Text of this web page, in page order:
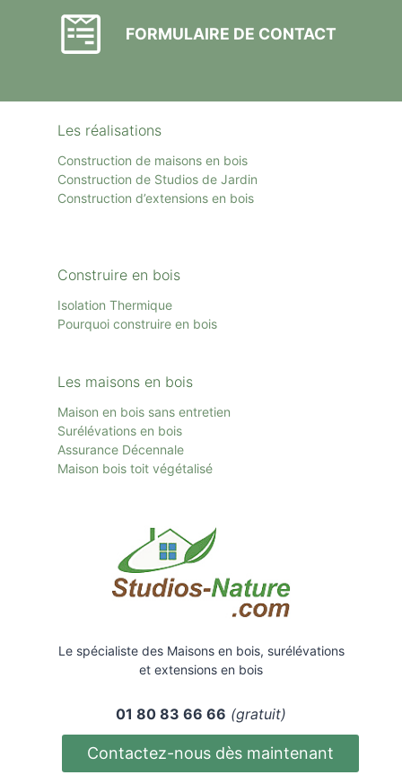
FORMULAIRE DE CONTACT
Les réalisations
Construction de maisons en bois
Construction de Studios de Jardin
Construction d’extensions en bois
Construire en bois
Isolation Thermique
Pourquoi construire en bois
Les maisons en bois
Maison en bois sans entretien
Surélévations en bois
Assurance Décennale
Maison bois toit végétalisé
Le spécialiste des Maisons en bois, surélévations
et extensions en bois
01 80 83 66 66 (gratuit)
Contactez-nous dès maintenant